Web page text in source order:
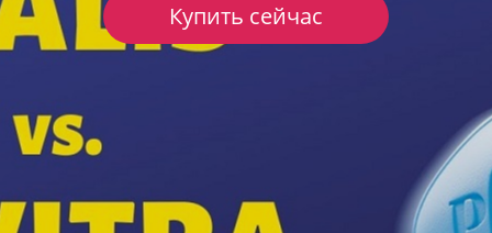
Купить сейчас